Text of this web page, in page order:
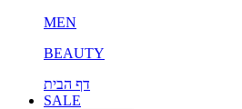
MEN
BEAUTY
דף הבית
SALE